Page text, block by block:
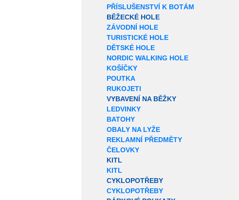
PŘÍSLUŠENSTVÍ K BOTÁM
BĚŽECKÉ HOLE
ZÁVODNÍ HOLE
TURISTICKÉ HOLE
DĚTSKÉ HOLE
NORDIC WALKING HOLE
KOŠÍČKY
POUTKA
RUKOJETI
VYBAVENÍ NA BĚŽKY
LEDVINKY
BATOHY
OBALY NA LYŽE
REKLAMNÍ PŘEDMĚTY
ČELOVKY
KITL
KITL
CYKLOPOTŘEBY
CYKLOPOTŘEBY